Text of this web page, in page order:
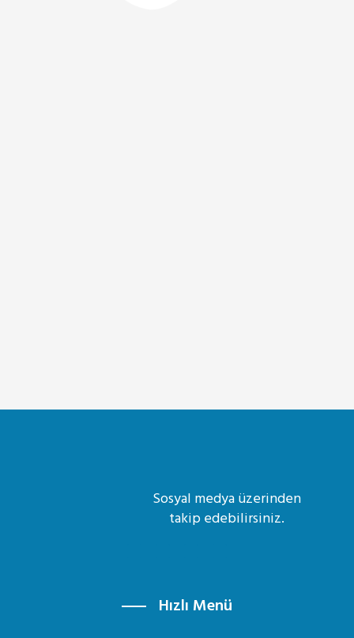
Sosyal medya üzerinden
takip edebilirsiniz.
Hızlı Menü